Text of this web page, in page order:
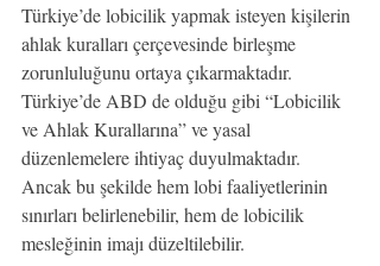
Türkiye’de lobicilik yapmak isteyen kişilerin
ahlak kuralları çerçevesinde birleşme
zorunluluğunu ortaya çıkarmaktadır.
Türkiye’de ABD de olduğu gibi “Lobicilik
ve Ahlak Kurallarına” ve yasal
düzenlemelere ihtiyaç duyulmaktadır.
Ancak bu şekilde hem lobi faaliyetlerinin
sınırları belirlenebilir, hem de lobicilik
mesleğinin imajı düzeltilebilir.